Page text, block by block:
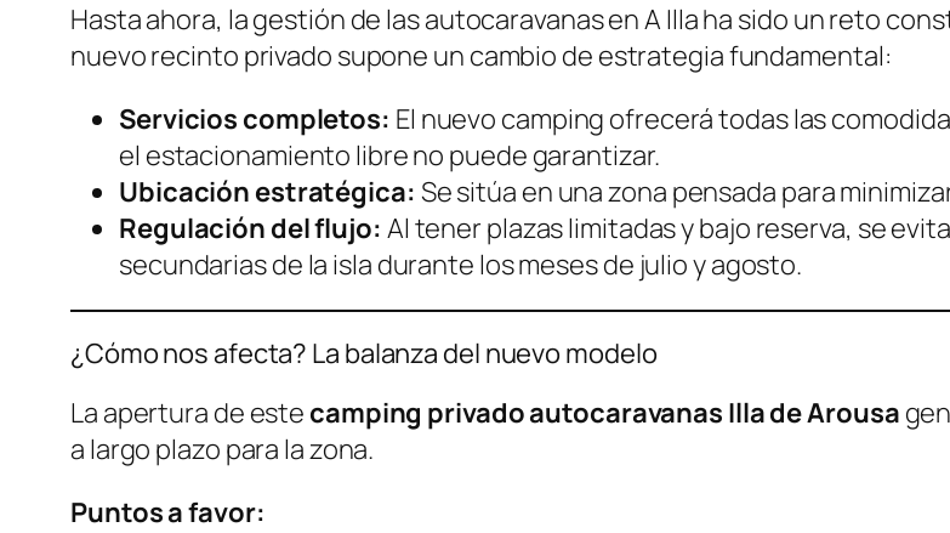
Hasta ahora, la gestión de las autocaravanas en A Illa ha sido un reto
nuevo recinto privado supone un cambio de estrategia fundamental:
Servicios completos: El nuevo camping ofrecerá todas las
el estacionamiento libre no puede garantizar.
Ubicación estratégica: Se sitúa en una zona pensada para
Regulación del flujo: Al tener plazas limitadas y bajo reserva, se
secundarias de la isla durante los meses de julio y agosto.
¿Cómo nos afecta? La balanza del nuevo modelo
La apertura de este camping privado autocaravanas Illa de Arousa
a largo plazo para la zona.
Puntos a favor: